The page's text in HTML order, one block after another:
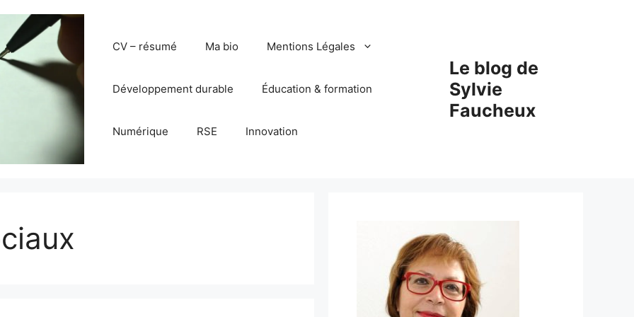
Le blog de
Sylvie
Faucheux
CV – résumé Ma bio Mentions Légales
Développement durable Éducation & formation
Numérique RSE Innovation